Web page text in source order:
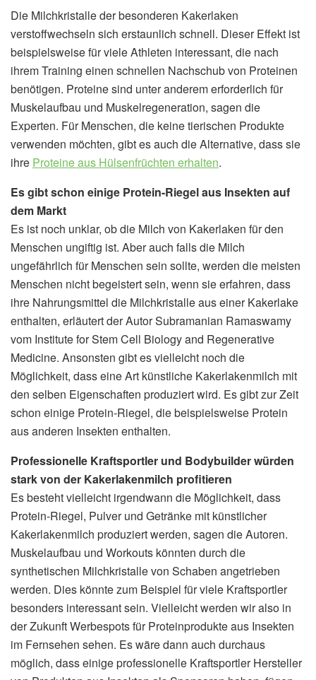
Die Milchkristalle der besonderen Kakerlaken
verstoffwechseln sich erstaunlich schnell. Dieser Effekt ist
beispielsweise für viele Athleten interessant, die nach
ihrem Training einen schnellen Nachschub von Proteinen
benötigen. Proteine sind unter anderem erforderlich für
Muskelaufbau und Muskelregeneration, sagen die
Experten. Für Menschen, die keine tierischen Produkte
verwenden möchten, gibt es auch die Alternative, dass sie
ihre Proteine aus Hülsenfrüchten erhalten.
Es gibt schon einige Protein-Riegel aus Insekten auf
dem Markt
Es ist noch unklar, ob die Milch von Kakerlaken für den
Menschen ungiftig ist. Aber auch falls die Milch
ungefährlich für Menschen sein sollte, werden die meisten
Menschen nicht begeistert sein, wenn sie erfahren, dass
ihre Nahrungsmittel die Milchkristalle aus einer Kakerlake
enthalten, erläutert der Autor Subramanian Ramaswamy
vom Institute for Stem Cell Biology and Regenerative
Medicine. Ansonsten gibt es vielleicht noch die
Möglichkeit, dass eine Art künstliche Kakerlakenmilch mit
den selben Eigenschaften produziert wird. Es gibt zur Zeit
schon einige Protein-Riegel, die beispielsweise Protein
aus anderen Insekten enthalten.
Professionelle Kraftsportler und Bodybuilder würden
stark von der Kakerlakenmilch profitieren
Es besteht vielleicht irgendwann die Möglichkeit, dass
Protein-Riegel, Pulver und Getränke mit künstlicher
Kakerlakenmilch produziert werden, sagen die Autoren.
Muskelaufbau und Workouts könnten durch die
synthetischen Milchkristalle von Schaben angetrieben
werden. Dies könnte zum Beispiel für viele Kraftsportler
besonders interessant sein. Vielleicht werden wir also in
der Zukunft Werbespots für Proteinprodukte aus Insekten
im Fernsehen sehen. Es wäre dann auch durchaus
möglich, dass einige professionelle Kraftsportler Hersteller